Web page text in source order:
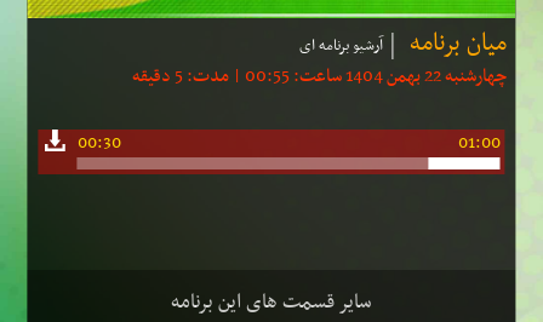
میان برنامه آرشیو برنامه ای
چهارشنبه 22 بهمن 1404 ساعت: 00:55 | مدت: 5 دقیقه
00:30 01:00
سایر قسمت های این برنامه